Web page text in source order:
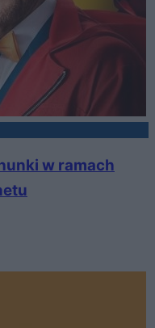
w ramach